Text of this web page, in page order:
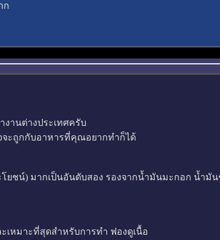
ก
านต่างประเทศครับ
จะถูกกับอาหารที่คุณอยากทำก็ได้
ะโยชน์) มากเป็นอันดับสอง รองจากน้ำมันมะกอก น้ำ
หมาะที่สุดสำหรับการทำ ฟองดูเนื้อ